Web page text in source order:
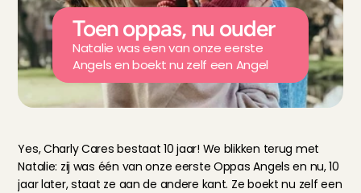
Toen oppas, nu ouder
Natalie was een van onze eerste
Angels en boekt nu zelf een Angel
Yes, Charly Cares bestaat 10 jaar! We blikken terug met
Natalie: zij was één van onze eerste Oppas Angels en nu, 10
jaar later, staat ze aan de andere kant. Ze boekt nu zelf een